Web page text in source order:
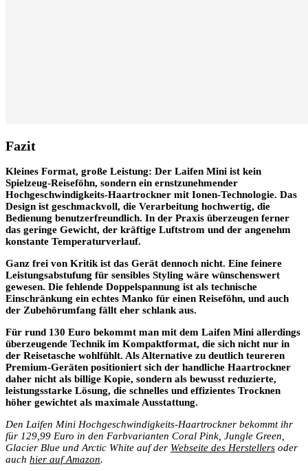
Fazit
Kleines Format, große Leistung: Der Laifen Mini ist kein
Spielzeug-Reiseföhn, sondern ein ernstzunehmender
Hochgeschwindigkeits-Haartrockner mit Ionen-Technologie. Das
Design ist geschmackvoll, die Verarbeitung hochwertig, die
Bedienung benutzerfreundlich. In der Praxis überzeugen ferner
das geringe Gewicht, der kräftige Luftstrom und der angenehm
konstante Temperaturverlauf.
Ganz frei von Kritik ist das Gerät dennoch nicht. Eine feinere
Leistungsabstufung für sensibles Styling wäre wünschenswert
gewesen. Die fehlende Doppelspannung ist als technische
Einschränkung ein echtes Manko für einen Reiseföhn, und auch
der Zubehörumfang fällt eher schlank aus.
Für rund 130 Euro bekommt man mit dem Laifen Mini allerdings
überzeugende Technik im Kompaktformat, die sich nicht nur in
der Reisetasche wohlfühlt. Als Alternative zu deutlich teureren
Premium-Geräten positioniert sich der handliche Haartrockner
daher nicht als billige Kopie, sondern als bewusst reduzierte,
leistungsstarke Lösung, die schnelles und effizientes Trocknen
höher gewichtet als maximale Ausstattung.
Den Laifen Mini Hochgeschwindigkeits-Haartrockner bekommt ihr
für 129,99 Euro in den Farbvarianten Coral Pink, Jungle Green,
Glacier Blue und Arctic White auf der Webseite des Herstellers oder
auch hier auf Amazon.